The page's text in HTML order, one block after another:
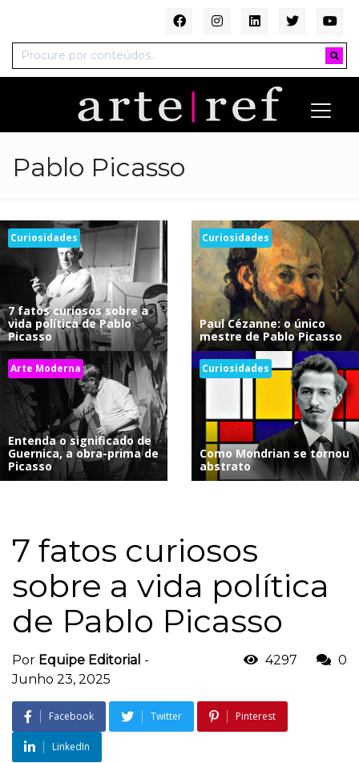
Pablo Picasso
Curiosidades
7 fatos curiosos sobre a
vida política de Pablo
Picasso
Curiosidades
Paul Cézanne: o único
mestre de Pablo Picasso
Arte Moderna
Entenda o significado de
Guernica, a obra-prima de
Picasso
Curiosidades
Como Mondrian se tornou
abstrato
7 fatos curiosos
sobre a vida política
de Pablo Picasso
Por Equipe Editorial -
Junho 23, 2025
4297 0
Facebook Twitter Pinterest
LinkedIn